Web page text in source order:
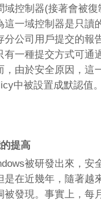
域控制器(接著會被
這一域控制器是只讀
分公司用戶提交的報
有一種提交方式可通
，由於安全原因，這
中被設置成默認值。
提高
被研發出來，安
是在近幾年，隨著越
被發現。事實上，每